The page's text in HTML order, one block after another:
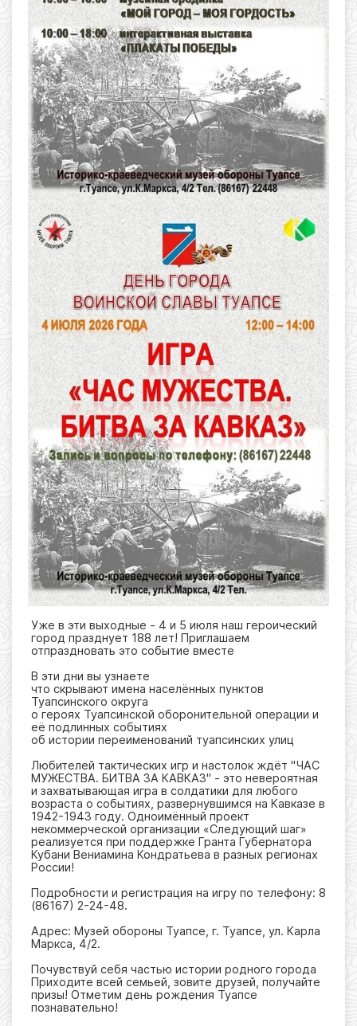
Уже в эти выходные - 4 и 5 июля наш героический
город празднует 188 лет! Приглашаем
отпраздновать это событие вместе
В эти дни вы узнаете
что скрывают имена населённых пунктов
Туапсинского округа
о героях Туапсинской оборонительной операции и
её подлинных событиях
об истории переименований туапсинских улиц
Любителей тактических игр и настолок ждёт "ЧАС
МУЖЕСТВА. БИТВА ЗА КАВКАЗ" - это невероятная
и захватывающая игра в солдатики для любого
возраста о событиях, развернувшимся на Кавказе в
1942-1943 году. Одноимённый проект
некоммерческой организации «Следующий шаг»
реализуется при поддержке Гранта Губернатора
Кубани Вениамина Кондратьева в разных регионах
России!
Подробности и регистрация на игру по телефону: 8
(86167) 2-24-48.
Адрес: Музей обороны Туапсе, г. Туапсе, ул. Карла
Маркса, 4/2.
Почувствуй себя частью истории родного города
Приходите всей семьей, зовите друзей, получайте
призы! Отметим день рождения Туапсе
познавательно!